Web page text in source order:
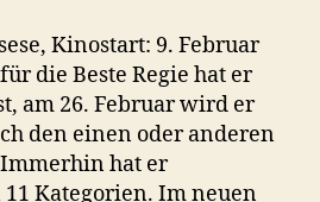
Kinostart: 9. Februar
die Beste Regie hat er
am 26. Februar wird er
den einen oder anderen
hat er
Kategorien. Im neuen